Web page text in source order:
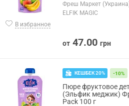
В избранное
Фреш Маркет
ELFIK MAGIC
от 47.00 грн
КЕШБЕК 20% -10%
Пюре фруктовое
(Эльфик меджик)
Pack 100 г